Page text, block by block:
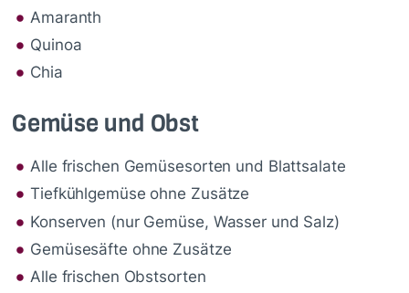
Amaranth
Quinoa
Chia
Gemüse und Obst
Alle frischen Gemüsesorten und Blattsalate
Tiefkühlgemüse ohne Zusätze
Konserven (nur Gemüse, Wasser und Salz)
Gemüsesäfte ohne Zusätze
Alle frischen Obstsorten